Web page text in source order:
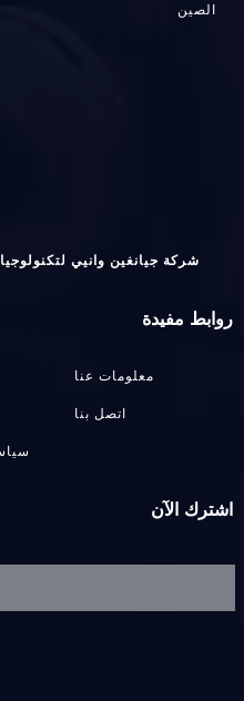
الصين
شركة جيانغين وانيي
روابط مفيدة
معلومات عنا
اتصل بنا
اشترك الآن